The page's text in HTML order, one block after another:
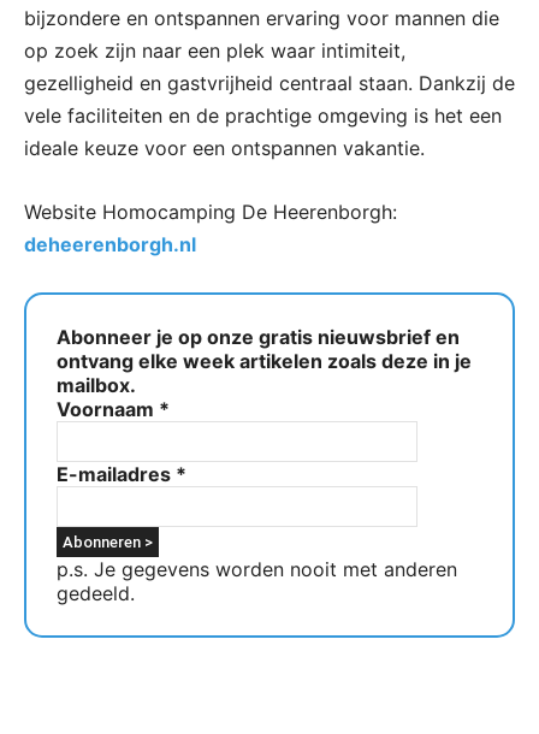
bijzondere en ontspannen ervaring voor mannen die
op zoek zijn naar een plek waar intimiteit,
gezelligheid en gastvrijheid centraal staan. Dankzij de
vele faciliteiten en de prachtige omgeving is het een
ideale keuze voor een ontspannen vakantie.
Website Homocamping De Heerenborgh:
deheerenborgh.nl
Abonneer je op onze gratis nieuwsbrief en
ontvang elke week artikelen zoals deze in je
mailbox.
Voornaam *
E-mailadres *
p.s. Je gegevens worden nooit met anderen
gedeeld.